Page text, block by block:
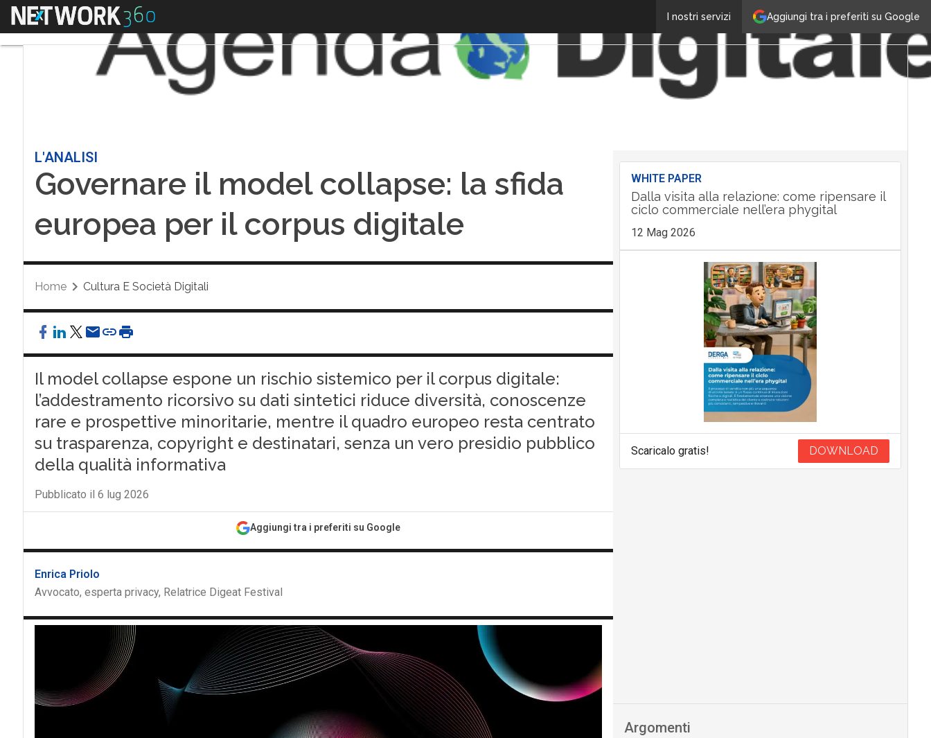
Aggiungi tra i preferiti su Google
I nostri servizi
Menu
L'ANALISI
Governare il model collapse: la sfida
europea per il corpus digitale
Home Cultura E Società Digitali
Il model collapse espone un rischio sistemico per il corpus digitale:
l’addestramento ricorsivo su dati sintetici riduce diversità, conoscenze
rare e prospettive minoritarie, mentre il quadro europeo resta centrato
su trasparenza, copyright e destinatari, senza un vero presidio pubblico
della qualità informativa
Pubblicato il 6 lug 2026
Aggiungi tra i preferiti su Google
Enrica Priolo
Avvocato, esperta privacy, Relatrice Digeat Festival
WHITE PAPER
Dalla visita alla relazione: come ripensare il
ciclo commerciale nell’era phygital
12 Mag 2026
Scaricalo gratis! DOWNLOAD
Argomenti